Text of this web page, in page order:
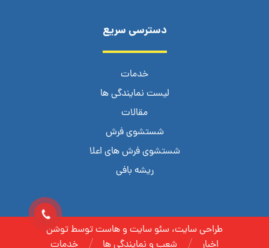
دسترسی سریع
خدمات
لیست نمایندگی ها
مقالات
شستشوی فرش
شستشوی فرش های اعلا
ریشه بافی
طراحی سایت، سئو سایت و هاست توسط توشن
خدمات
شعب و نمایندگی ها اخبار